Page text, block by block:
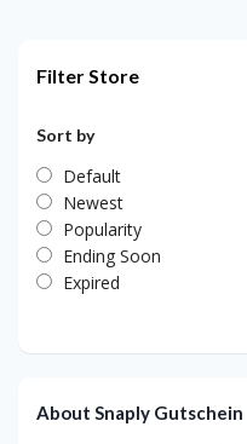
Filter Store
Sort by
Default
Newest
Popularity
Ending Soon
Expired
About Snaply Gutschein